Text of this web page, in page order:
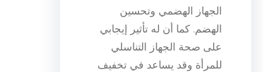
الجهاز الهضمي وتحسين
الهضم. كما أن له تأثير إيجابي
على صحة الجهاز التناسلي
للمرأة وقد يساعد في تخفيف